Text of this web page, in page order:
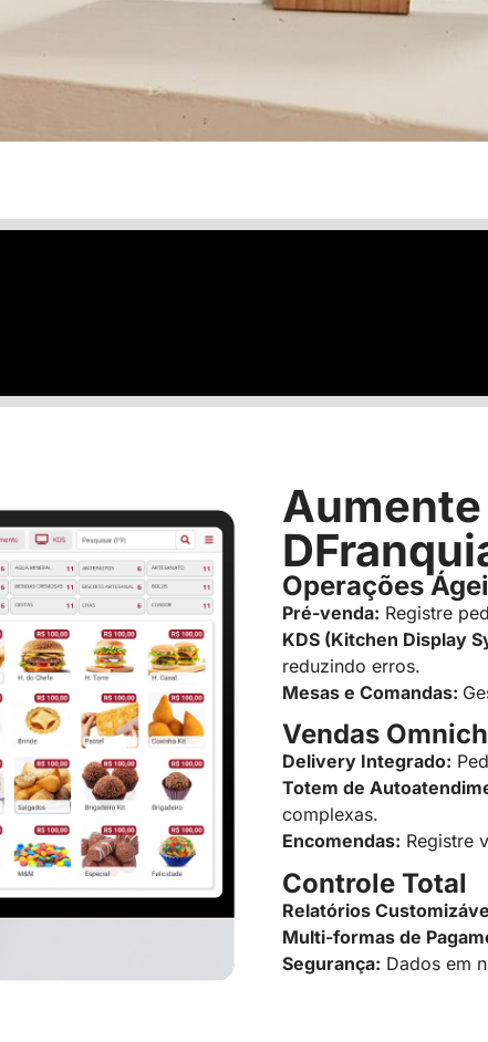
Operações
Pré-venda: Registre
KDS (Kitchen Display
reduzindo erros.
Mesas e Comandas:
Vendas
Delivery Integrado:
Totem de
complexas.
Encomendas: Registre
Controle Total
Relatórios
Multi-formas de
Segurança: Dados em